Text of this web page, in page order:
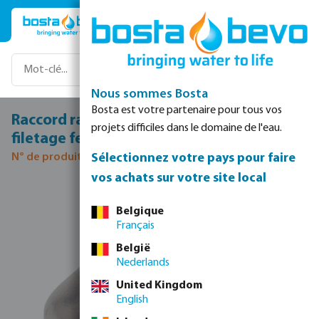
Passer au contenu principal
Raccord rapide acier inoxydable 316 1/2"
filetage femelle DG 40 12bar
N° de produit 0080838
Nous sommes Bosta
Bosta est votre partenaire pour tous vos
projets difficiles dans le domaine de l'eau.
Sélectionnez votre pays pour faire
vos achats sur votre site local
Belgique
Français
België
Nederlands
United Kingdom
English